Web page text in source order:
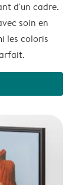
d'un cadre.
soin en
les coloris